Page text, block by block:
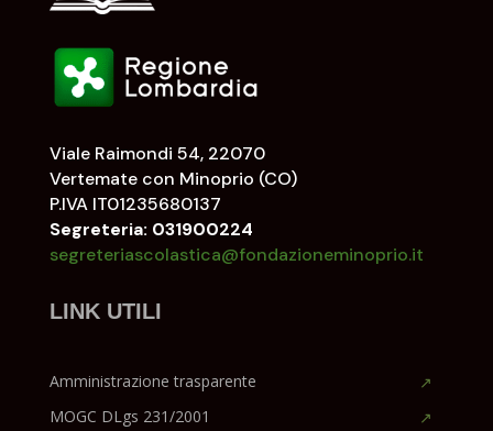
Viale Raimondi 54, 22070
Vertemate con Minoprio (CO)
P.IVA IT01235680137
Segreteria: 031900224
segreteriascolastica@fondazioneminoprio.it
LINK UTILI
Amministrazione trasparente
MOGC DLgs 231/2001